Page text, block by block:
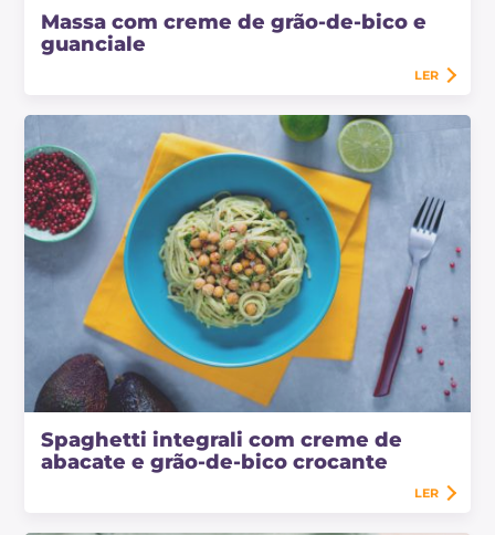
Massa com creme de grão-de-bico e
guanciale
LER
Spaghetti integrali com creme de
abacate e grão-de-bico crocante
LER